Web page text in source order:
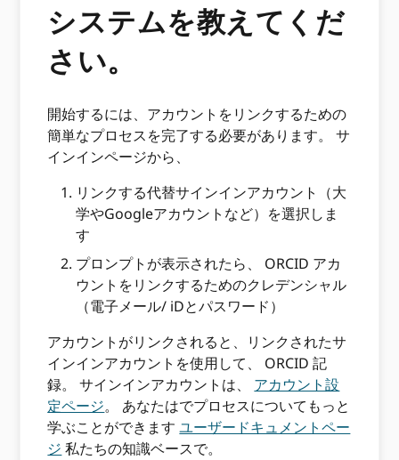
システムを教えてくだ
さい。
開始するには、アカウントをリンクするための
簡単なプロセスを完了する必要があります。 サ
インインページから、
リンクする代替サインインアカウント（大
学やGoogleアカウントなど）を選択しま
す
プロンプトが表示されたら、 ORCID アカ
ウントをリンクするためのクレデンシャル
（電子メール/ iDとパスワード）
アカウントがリンクされると、リンクされたサ
インインアカウントを使用して、 ORCID 記
録。 サインインアカウントは、 アカウント設
定ページ。 あなたはでプロセスについてもっと
学ぶことができますユーザードキュメントペー
ジ 私たちの知識ベースで。